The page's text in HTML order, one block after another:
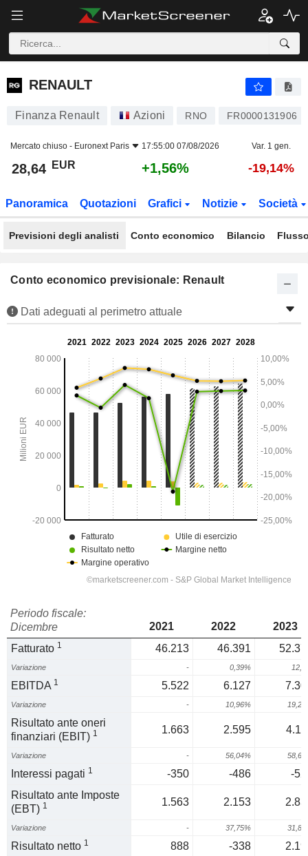
RENAULT
RENAULT
Finanza Renault Azioni RNO FR0000131906
Mercato chiuso - Euronext Paris 17:55:00 07/08/2026 Var. 1 gen.
28,64 EUR +1,56% -19,14%
Panoramica Quotazioni Grafici Notizie Società
Previsioni degli analisti Conto economico Bilancio
Conto economico previsionale: Renault
Dati adeguati al perimetro attuale
Periodo fiscale:
Dicembre
2021 2022
2023
Fatturato 1 46.213 46.391
Variazione - 0,39%
EBITDA 1 5.522 6.127
Variazione - 10,96%
Risultato ante oneri
finanziari (EBIT) 1 1.663 2.595
Variazione - 56,04%
Interessi pagati 1 -350 -486
-
Risultato ante Imposte
(EBT) 1 1.563 2.153
Variazione - 37,75%
Risultato netto 1 888 -338